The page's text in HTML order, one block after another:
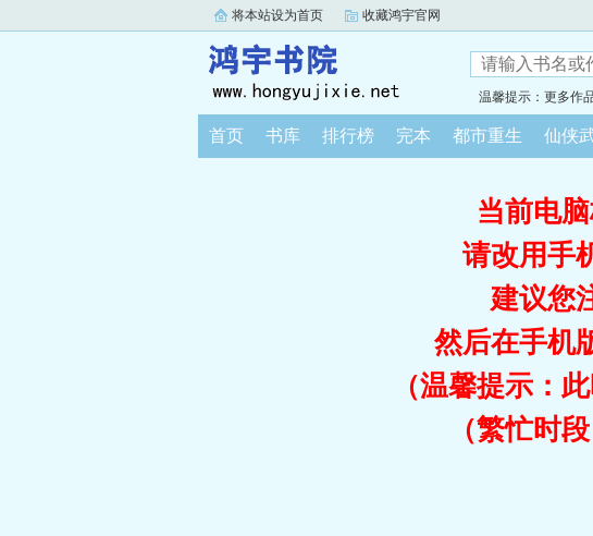
将本站设为首页 收藏鸿宇官网
温馨提示：更多作
首页 书库 排行榜 完本 都市重生 仙侠
当前电
请改用手
建议您
然后在手机
（温馨提示：
（繁忙时